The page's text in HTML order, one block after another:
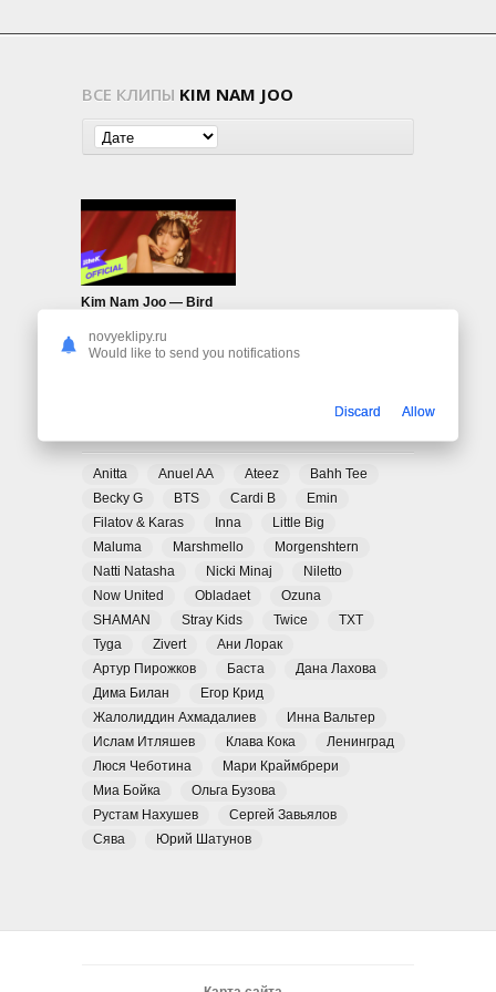
ВСЕ КЛИПЫ KIM NAM JOO
Kim Nam Joo — Bird
Anitta Anuel AA Ateez
Bahh Tee
Becky G
BTS Cardi B
Emin
Filatov & Karas
Inna
Little Big
Maluma
Marshmello
Morgenshtern
Natti Natasha
Nicki Minaj
Niletto
Now United
Obladaet
Ozuna
SHAMAN
Stray Kids Twice
TXT
Tyga
Zivert
Ани Лорак
Артур Пирожков
Баста
Дана Лахова
Дима Билан
Егор Крид
Жалолиддин Ахмадалиев
Инна Вальтер
Ислам Итляшев
Клава Кока
Ленинград
Люся Чеботина
Мари Краймбрери
Миа Бойка
Ольга Бузова
Рустам Нахушев
Сергей Завьялов
Сява
Юрий Шатунов
novyeklipy.ru
Would like to send you notifications
Discard Allow